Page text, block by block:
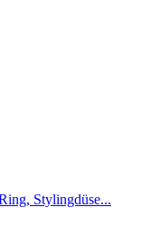
Stylingdüse...